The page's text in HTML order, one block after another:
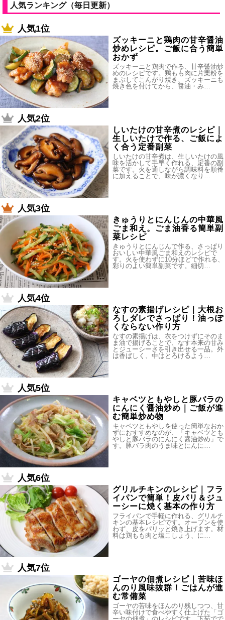
人気ランキング（毎日更新）
人気1位
ズッキーニと鶏肉の甘辛醤油
炒めレシピ。ご飯に合う簡単
おかず
ズッキーニと鶏肉で作る、甘辛醤油炒
めのレシピです。鶏もも肉に片栗粉を
まぶしてこんがり焼き、ズッキーニも
焼き色を付けてから、醤油・み…
人気2位
しいたけの甘辛煮のレシピ｜
生しいたけで作る、ご飯によ
く合う定番副菜
しいたけの甘辛煮は、生しいたけの風
味を活かして手早く作れる、定番の副
菜です。火を通しながら調味料を順番
に加えることで、味が濃くなり…
人気3位
きゅうりとにんじんの中華風
ごま和え。ごま油香る簡単副
菜レシピ
きゅうりとにんじんで作る、さっぱり
おいしい中華風ごま和えのレシピで
す。火を使わずに10分ほどで作れる、
彩りのよい簡単副菜です。細切…
人気4位
なすの素揚げレシピ｜大根お
ろしダレでさっぱり！油っぽ
くならない作り方
なすの素揚げは、衣をつけずにそのま
ま油で揚げることで、なす本来の甘み
とジューシーさを引き出せる一品。外
は香ばしく、中はとろけるよう…
人気5位
キャベツともやしと豚バラの
にんにく醤油炒め｜ご飯が進
む簡単炒め物
キャベツともやしを使った簡単なおか
ずにおすすめなのが、「キャベツとも
やしと豚バラのにんにく醤油炒め」で
す。豚バラ肉のうま味とにんに…
人気6位
グリルチキンのレシピ｜フラ
イパンで簡単！皮パリ＆ジュ
ーシーに焼く基本の作り方
フライパンで手軽に作れる、グリルチ
キンの基本レシピです。オーブンを使
わず、皮をパリッと焼き上げます。材
料は鶏もも肉と塩こしょう、に…
人気7位
ゴーヤの佃煮レシピ｜苦味ほ
んのり風味抜群！ごはんが進
む常備菜
ゴーヤの苦味をほんのり残しつつ、甘
辛い味付けで食べやすく仕上げた「ゴ